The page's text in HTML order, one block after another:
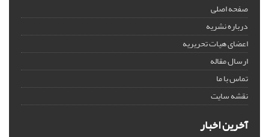
صفحه اصلی
درباره نشریه
اعضای هیات تحریریه
ارسال مقاله
تماس با ما
نقشه سایت
آخرین اخبار